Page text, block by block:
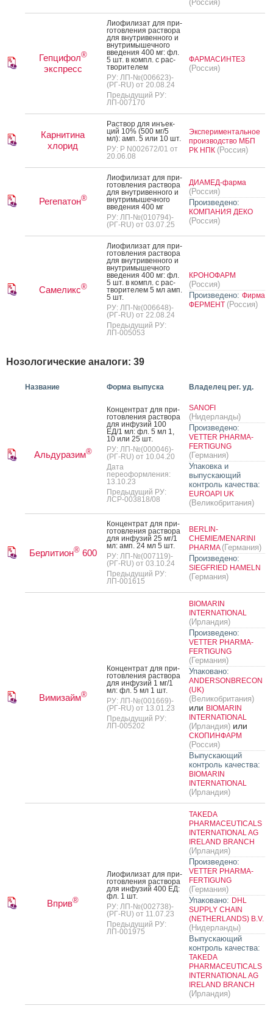
(Россия)
Гепцифол®
экспресс
Ли­офи­лизат для при­
готов­ле­ния рас­тво­ра
для внут­ри­вен­но­го и
внут­ри­мышеч­но­го
вве­дения 400 мг: фл.
5 шт. в компл. с рас­
тво­рите­лем
РУ: ЛП-№(006623)-
(РГ-RU) от 20.08.24
Предыдущий РУ:
ЛП-007170
ФАРМАСИНТЕЗ
(Россия)
Карнитина
хлорид
Рас­твор для инъ­ек­
ций 10% (500 мг/5
мл): амп. 5 или 10 шт.
РУ: Р N002672/01 от
20.06.08
Экспериментальное
производство МБП
РК НПК (Россия)
Регепатон®
Ли­офи­лизат для при­
готов­ле­ния рас­тво­ра
для внут­ри­вен­но­го и
внут­ри­мышеч­но­го
вве­дения 400 мг
РУ: ЛП-№(010794)-
(РГ-RU) от 03.07.25
ДИАМЕД-фарма
(Россия)
Произведено:
КОМПАНИЯ ДЕКО
(Россия)
Самеликс®
Ли­офи­лизат для при­
готов­ле­ния рас­тво­ра
для внут­ри­вен­но­го и
внут­ри­мышеч­но­го
вве­дения 400 мг: фл.
5 шт. в компл. с рас­
тво­рите­лем 5 мл амп.
5 шт.
РУ: ЛП-№(006648)-
(РГ-RU) от 22.08.24
Предыдущий РУ:
ЛП-005053
КРОНОФАРМ
(Россия)
Произведено: Фирма
ФЕРМЕНТ (Россия)
Нозологические аналоги: 39
Название Форма выпуска Владелец рег. уд.
Альдуразим®
Кон­цен­трат для при­
готов­ле­ния рас­тво­ра
для ин­фу­зий 100
ЕД/1 мл: фл. 5 мл 1,
10 или 25 шт.
РУ: ЛП-№(000046)-
(РГ-RU) от 10.04.20
Дата
переоформления:
13.10.23
Предыдущий РУ:
ЛСР-003818/08
SANOFI
(Нидерланды)
Произведено:
VETTER PHARMA-
FERTIGUNG
(Германия)
Упаковка и
выпускающий
контроль качества:
EUROAPI UK
(Великобритания)
Берлитион®600
Кон­цен­трат для при­
готов­ле­ния рас­тво­ра
для ин­фу­зий 25 мг/1
мл: амп. 24 мл 5 шт.
РУ: ЛП-№(007119)-
(РГ-RU) от 03.10.24
Предыдущий РУ:
ЛП-001615
BERLIN-
CHEMIE/MENARINI
PHARMA (Германия)
Произведено:
SIEGFRIED HAMELN
(Германия)
Вимизайм®
Кон­цен­трат для при­
готов­ле­ния рас­тво­ра
для ин­фу­зий 1 мг/1
мл: фл. 5 мл 1 шт.
РУ: ЛП-№(001669)-
(РГ-RU) от 13.01.23
Предыдущий РУ:
ЛП-005202
BIOMARIN
INTERNATIONAL
(Ирландия)
Произведено:
VETTER PHARMA-
FERTIGUNG
(Германия)
Упаковано:
ANDERSONBRECON
(UK)
(Великобритания)
или BIOMARIN
INTERNATIONAL
(Ирландия) или
СКОПИНФАРМ
(Россия)
Выпускающий
контроль качества:
BIOMARIN
INTERNATIONAL
(Ирландия)
Вприв®
Ли­офи­лизат для при­
готов­ле­ния рас­тво­ра
для ин­фу­зий 400 ЕД:
фл. 1 шт.
РУ: ЛП-№(002738)-
(РГ-RU) от 11.07.23
Предыдущий РУ:
ЛП-001975
TAKEDA
PHARMACEUTICALS
INTERNATIONAL AG
IRELAND BRANCH
(Ирландия)
Произведено:
VETTER PHARMA-
FERTIGUNG
(Германия)
Упаковано: DHL
SUPPLY CHAIN
(NETHERLANDS) B.V.
(Нидерланды)
Выпускающий
контроль качества:
TAKEDA
PHARMACEUTICALS
INTERNATIONAL AG
IRELAND BRANCH
(Ирландия)